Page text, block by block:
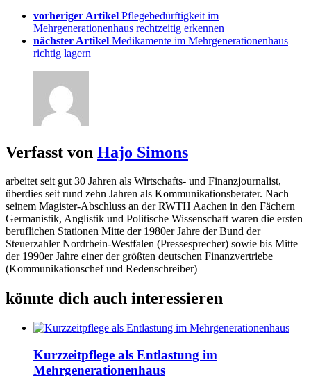
vorheriger Artikel Pflegebedürftigkeit im
Mehrgenerationenhaus rechtzeitig erkennen
nächster Artikel Medikamente im Mehrgenerationenhaus
richtig lagern
Verfasst von Hajo Simons
arbeitet seit gut 30 Jahren als Wirtschafts- und Finanzjournalist,
überdies seit rund zehn Jahren als Kommunikationsberater. Nach
seinem Magister-Abschluss an der RWTH Aachen in den Fächern
Germanistik, Anglistik und Politische Wissenschaft waren die ersten
beruflichen Stationen Mitte der 1980er Jahre der Bund der
Steuerzahler Nordrhein-Westfalen (Pressesprecher) sowie bis Mitte
der 1990er Jahre einer der größten deutschen Finanzvertriebe
(Kommunikationschef und Redenschreiber)
könnte dich auch interessieren
Kurzzeitpflege als Entlastung im
Mehrgenerationenhaus